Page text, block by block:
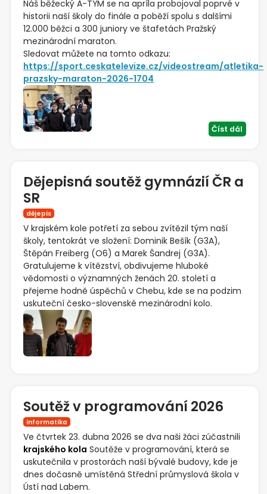
Náš běžecký A-TÝM se na apríla probojoval poprvé v
historii naší školy do finále a poběží spolu s dalšími
12.000 běžci a 300 juniory ve štafetách Pražský
mezinárodní maraton.
Sledovat můžete na tomto odkazu:
https://sport.ceskatelevize.cz/videostream/atletika-
prazsky-maraton-2026-1704
Číst dál
Dějepisná soutěž gymnázií ČR a
SR
dějepis
V krajském kole potřetí za sebou zvítězil tým naší
školy, tentokrát ve složení: Dominik Bešík (G3A),
Štěpán Freiberg (O6) a Marek Šandrej (G3A).
Gratulujeme k vítězství, obdivujeme hluboké
vědomosti o významných ženách 20. století a
přejeme hodně úspěchů v Chebu, kde se na podzim
uskuteční česko-slovenské mezinárodní kolo.
Soutěž v programování 2026
informatika
Ve čtvrtek 23. dubna 2026 se dva naši žáci zúčastnili
krajského kola Soutěže v programování, která se
uskutečnila v prostorách naší bývalé budovy, kde je
dnes dočasně umístěná Střední průmyslová škola v
Ústí nad Labem.